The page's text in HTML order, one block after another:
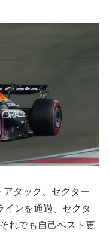
タック、セクター
インを通過、セクタ
れでも自己ベスト更